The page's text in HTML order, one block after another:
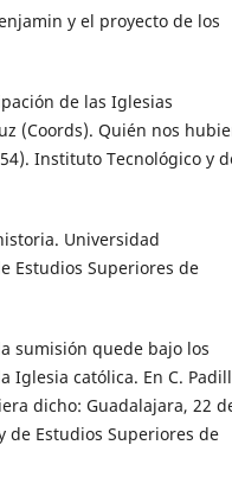
y el proyecto de los
de las Iglesias
(Coords). Quién nos
Instituto Tecnológico y
Universidad
Estudios Superiores de
sumisión quede bajo los
Iglesia católica. En C.
dicho: Guadalajara, 22
de Estudios Superiores de